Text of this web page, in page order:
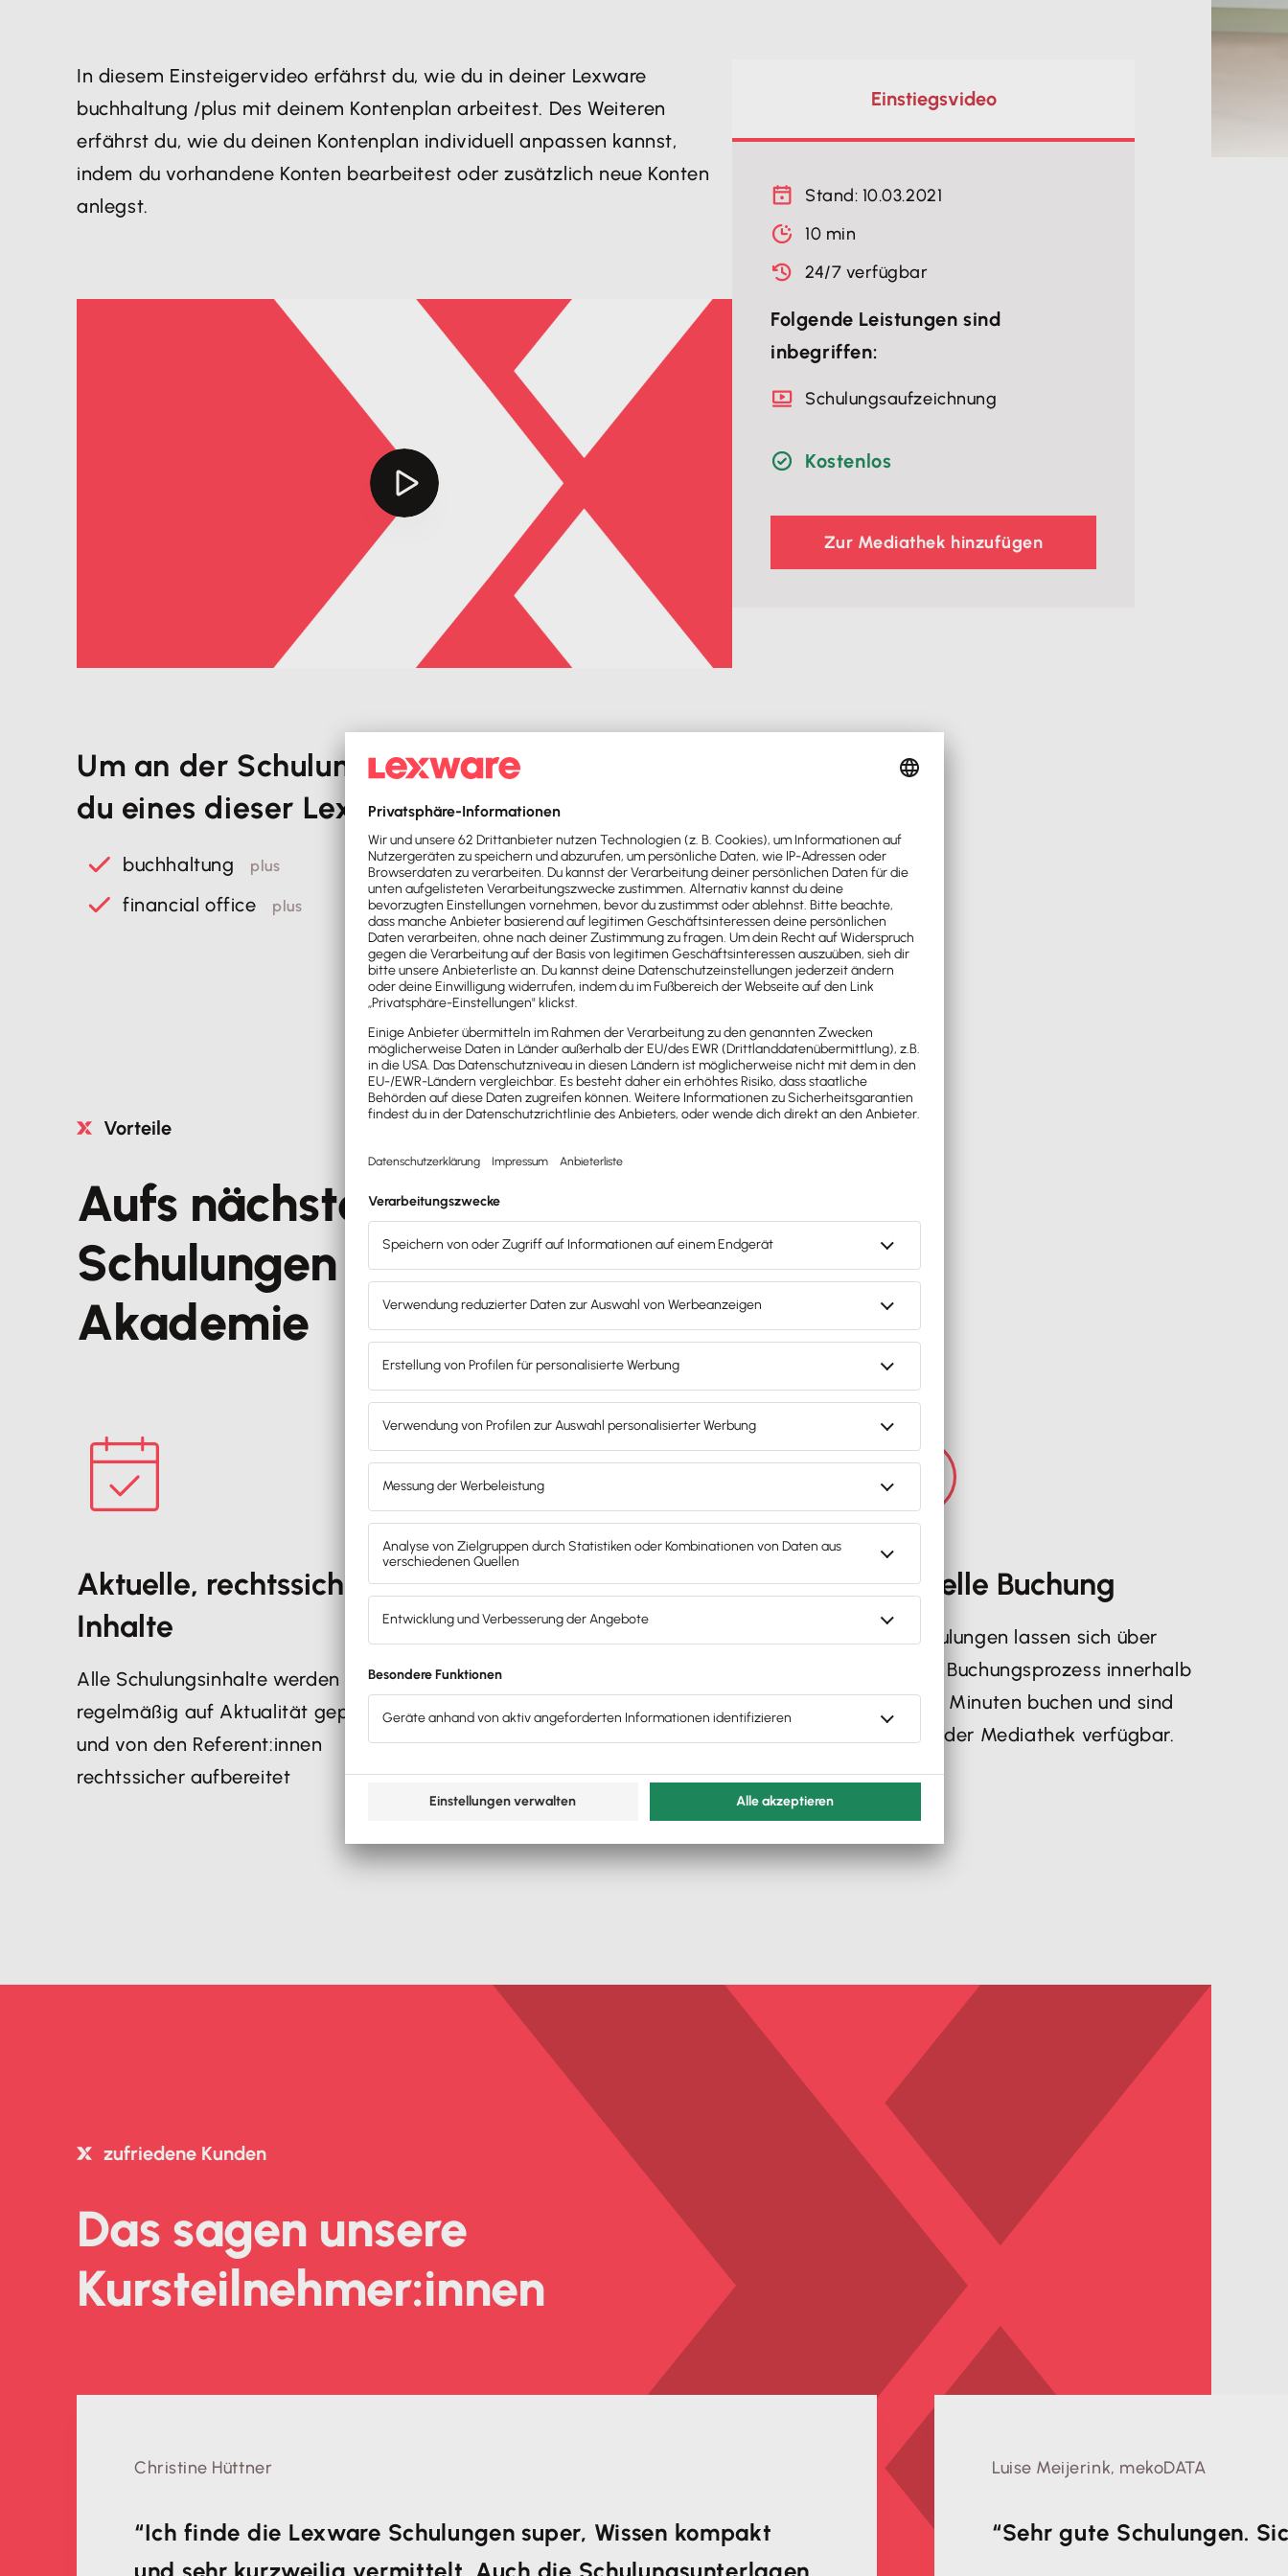
In diesem Einsteigervideo erfährst du, wie du in deiner Lexware
buchhaltung /plus mit deinem Kontenplan arbeitest. Des Weiteren
erfährst du, wie du deinen Kontenplan individuell anpassen kannst,
indem du vorhandene Konten bearbeitest oder zusätzlich neue Konten
anlegst.
Um an der Schulung teilzunehmen, solltest
du eines dieser Lexware Programme nutzen:
buchhaltung plus
financial office plus
Einstiegsvideo
Stand: 10.03.2021
10 min
24/7 verfügbar
Folgende Leistungen sind
inbegriffen:
Schulungsaufzeichnung
Kostenlos
Zur Mediathek hinzufügen
Vorteile
Aufs nächste Level mit den
Schulungen der Lexware
Akademie
Aktuelle, rechtssichere
Inhalte
Alle Schulungsinhalte werden
regelmäßig auf Aktualität geprüft
und von den Referent:innen
rechtssicher aufbereitet
Einfach erklärt
Inhalte leicht verständlich auf und
erklären schwierige Sachverhalte
Schnelle Buchung
Die Schulungen lassen sich über
unseren Buchungsprozess innerhalb
weniger Minuten buchen und sind
dann in der Mediathek verfügbar.
zufriedene Kunden
Das sagen unsere
Kursteilnehmer:innen
Christine Hüttner
“Ich finde die Lexware Schulungen super, Wissen kompakt
Luise Meijerink, mekoDATA
“Sehr gute Schulungen.